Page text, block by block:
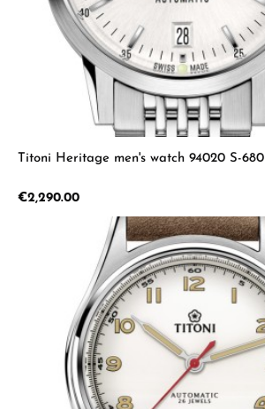
Titoni Heritage men's watch 94020 S-680
Regular price:
€2,290.00